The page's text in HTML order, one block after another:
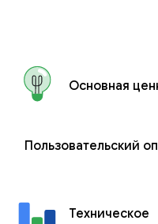
Основная
Пользовательский
Техническое